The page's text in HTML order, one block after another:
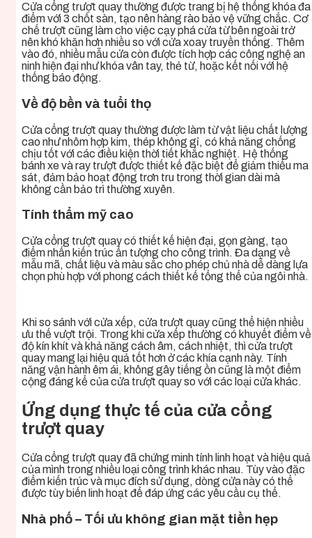
Cửa cổng trượt quay thường được trang bị hệ thống khóa đa
điểm với 3 chốt sàn, tạo nên hàng rào bảo vệ vững chắc. Cơ
chế trượt cũng làm cho việc cạy phá cửa từ bên ngoài trở
nên khó khăn hơn nhiều so với cửa xoay truyền thống. Thêm
vào đó, nhiều mẫu cửa còn được tích hợp các công nghệ an
ninh hiện đại như khóa vân tay, thẻ từ, hoặc kết nối với hệ
thống báo động.
Về độ bền và tuổi thọ
Cửa cổng trượt quay thường được làm từ vật liệu chất lượng
cao như nhôm hợp kim, thép không gỉ, có khả năng chống
chịu tốt với các điều kiện thời tiết khắc nghiệt. Hệ thống
bánh xe và ray trượt được thiết kế đặc biệt để giảm thiểu ma
sát, đảm bảo hoạt động trơn tru trong thời gian dài mà
không cần bảo trì thường xuyên.
Tính thẩm mỹ cao
Cửa cổng trượt quay có thiết kế hiện đại, gọn gàng, tạo
điểm nhấn kiến trúc ấn tượng cho công trình. Đa dạng về
mẫu mã, chất liệu và màu sắc cho phép chủ nhà dễ dàng lựa
chọn phù hợp với phong cách thiết kế tổng thể của ngôi nhà.
Khi so sánh với cửa xếp, cửa trượt quay cũng thể hiện nhiều
ưu thế vượt trội. Trong khi cửa xếp thường có khuyết điểm về
độ kín khít và khả năng cách âm, cách nhiệt, thì cửa trượt
quay mang lại hiệu quả tốt hơn ở các khía cạnh này. Tính
năng vận hành êm ái, không gây tiếng ồn cũng là một điểm
cộng đáng kể của cửa trượt quay so với các loại cửa khác.
Ứng dụng thực tế của cửa cổng
trượt quay
Cửa cổng trượt quay đã chứng minh tính linh hoạt và hiệu quả
của mình trong nhiều loại công trình khác nhau. Tùy vào đặc
điểm kiến trúc và mục đích sử dụng, dòng cửa này có thể
được tùy biến linh hoạt để đáp ứng các yêu cầu cụ thể.
Nhà phố – Tối ưu không gian mặt tiền hẹp